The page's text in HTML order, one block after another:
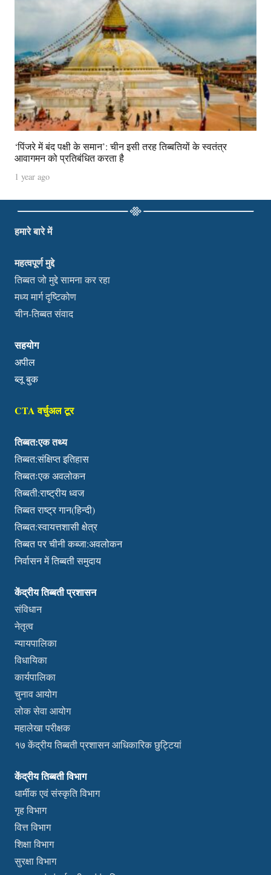
‘पिंजरे में बंद पक्षी के समान’: चीन इसी तरह तिब्बतियों के स्वतंत्र
आवागमन को प्रतिबंधित करता है
1 year ago
हमारे बारे में
महत्वपूर्ण मुद्दे
तिब्बत जो मुद्दे सामना कर रहा
मध्य मार्ग दृष्टिकोण
चीन-तिब्बत संवाद
सहयोग
अपील
ब्लू बुक
CTA वर्चुअल टूर
तिब्बत:एक तथ्य
तिब्बत:संक्षिप्त इतिहास
तिब्बतःएक अवलोकन
तिब्बती:राष्ट्रीय ध्वज
तिब्बत राष्ट्र गान(हिन्दी)
तिब्बत:स्वायत्तशासी क्षेत्र
तिब्बत पर चीनी कब्जा:अवलोकन
निर्वासन में तिब्बती समुदाय
केंद्रीय तिब्बती प्रशासन
संविधान
नेतृत्व
न्यायपालिका
विधायिका
कार्यपालिका
चुनाव आयोग
लोक सेवा आयोग
महालेखा परीक्षक
१७ केंद्रीय तिब्बती प्रशासन आधिकारिक छुट्टियां
केंद्रीय तिब्बती विभाग
धार्मीक एवं संस्कृति विभाग
गृह विभाग
वित्त विभाग
शिक्षा विभाग
सुरक्षा विभाग